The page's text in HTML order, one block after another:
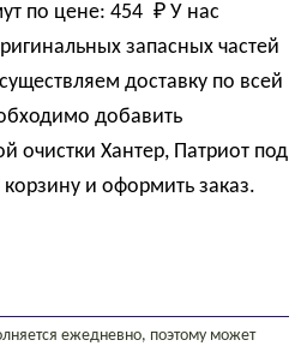
по цене: 454 ₽ У нас
запасных частей
доставку по всей
добавить
очистки Хантер, Патриот под
и оформить заказ.
ежедневно, поэтому может